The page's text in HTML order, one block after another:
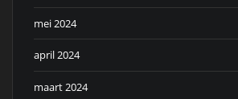
mei 2024
april 2024
maart 2024